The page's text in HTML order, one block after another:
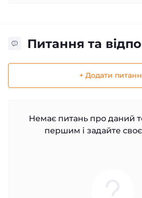
Питання та
+ Додати
Немає питань про даний
першим і задайте